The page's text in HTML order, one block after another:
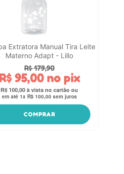
Extratora Manual Tira Leite
Materno Adapt - Lillo
R$ 179,90
R$ 95,00no pix
R$ 100,00
em até 1x R$ 100,00 sem juros
COMPRAR